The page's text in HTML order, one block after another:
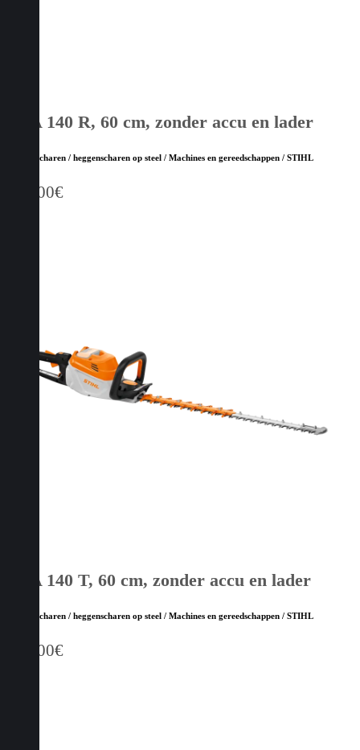
HSA 140 R, 60 cm, zonder accu en lader
Heggenscharen / heggenscharen op steel / Machines en gereedschappen / STIHL
659,00€
HSA 140 T, 60 cm, zonder accu en lader
Heggenscharen / heggenscharen op steel / Machines en gereedschappen / STIHL
659,00€